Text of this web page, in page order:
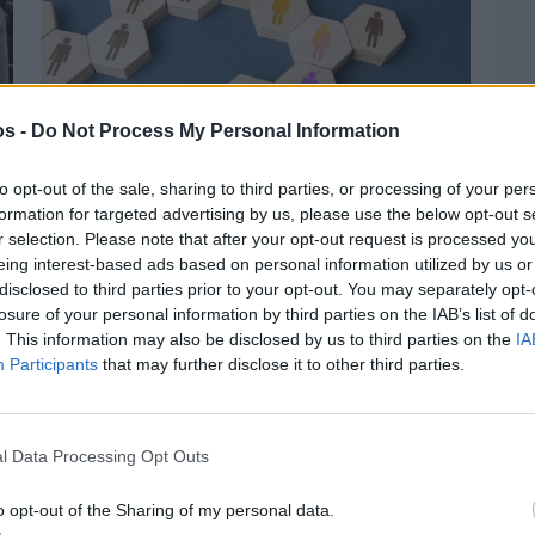
- Do Not Process My Personal Information
opt-out of the sale, sharing to third parties, or processing of your
for targeted advertising by us, please use the below opt-out
selection. Please note that after your opt-out request is processed
interest-based ads based on personal information utilized by us
to third parties prior to your opt-out. You may separately
of your personal information by third parties on the IAB’s list of
This information may also be disclosed by us to third parties on the
Participants that may further disclose it to other third parties.
Data Processing Opt Outs
opt-out of the Sharing of my personal data.
Πριν 3 ημέρες
Αδειάζουν τα νησιά – Το δημογραφικό στο
«κόκκινο»